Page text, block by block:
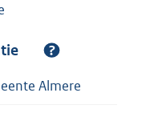
Almere